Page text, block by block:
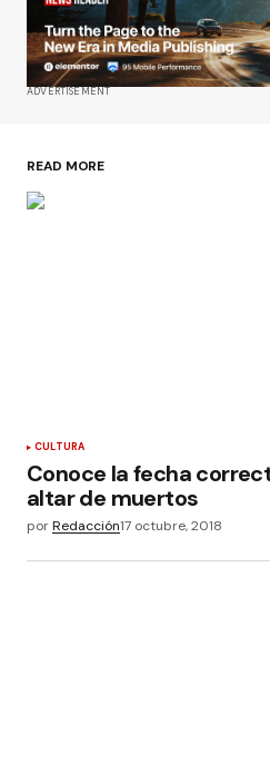
ADVERTISEMENT
READ MORE
CULTURA
Conoce la fecha
altar de muertos
porRedacción17 octubre, 2018